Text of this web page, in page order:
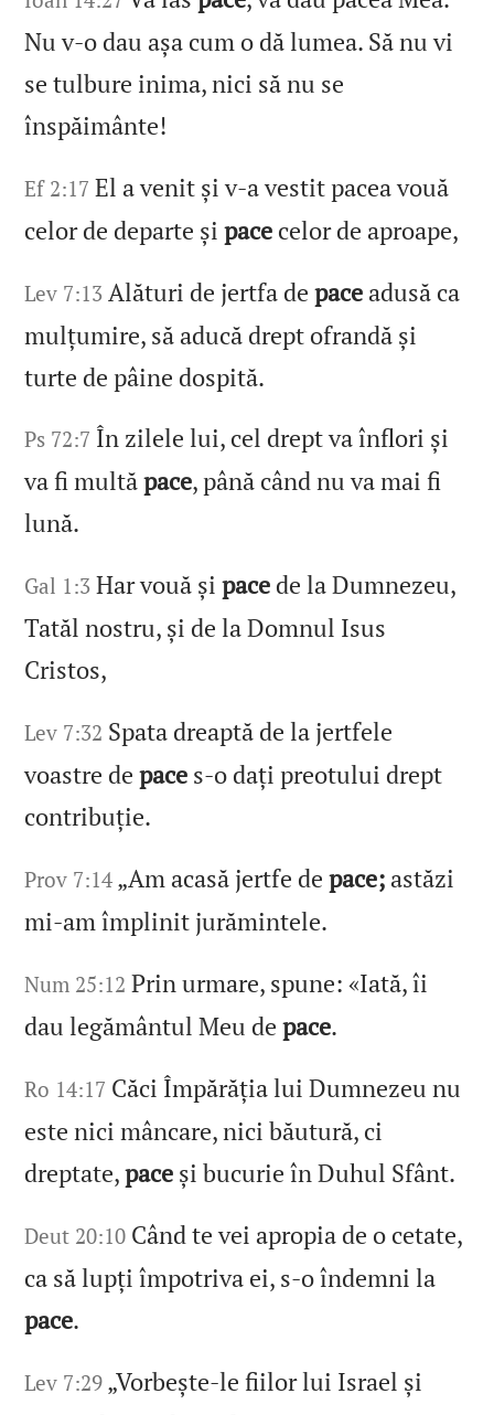
Nu v‑o dau așa cum o dă lumea. Să nu vi
se tulbure inima, nici să nu se
înspăimânte!
Ef 2:17 El a venit și v‑a vestit pacea vouă
celor de departe șipace celor de aproape,
Lev 7:13 Alături de jertfa depace adusă ca
mulțumire, să aducă drept ofrandă și
turte de pâine dospită.
Ps 72:7 În zilele lui, cel drept va înflori și
va fi multăpace, până când nu va mai fi
lună.
Gal 1:3 Har vouă șipace de la Dumnezeu,
Tatăl nostru, și de la Domnul Isus
Cristos,
Lev 7:32 Spata dreaptă de la jertfele
voastre depace s‑o dați preotului drept
contribuție.
Prov 7:14 „Am acasă jertfe depace; astăzi
mi‑am împlinit jurămintele.
Num 25:12 Prin urmare, spune: «Iată, îi
dau legământul Meu depace.
Ro 14:17 Căci Împărăția lui Dumnezeu nu
este nici mâncare, nici băutură, ci
dreptate,pace și bucurie în Duhul Sfânt.
Deut 20:10 Când te vei apropia de o cetate,
ca să lupți împotriva ei, s‑o îndemni la
pace.
Lev 7:29 „Vorbește‑le fiilor lui Israel și